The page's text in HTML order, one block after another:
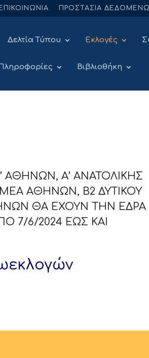
ΕΠΙΚΟΙΝΩΝΙΑ ΠΡΟΣΤΑΣΙΑ
Δελτία Τύπου Εκλογές
Πληροφορίες Βιβλιοθήκη
ΑΘΗΝΩΝ, Α’ ΑΝΑΤΟΛΙΚΗΣ
ΑΘΗΝΩΝ, Β2 ΔΥΤΙΚΟΥ
ΘΑ ΕΧΟΥΝ ΤΗΝ ΕΔΡΑ
7/6/2024 ΕΩΣ ΚΑΙ